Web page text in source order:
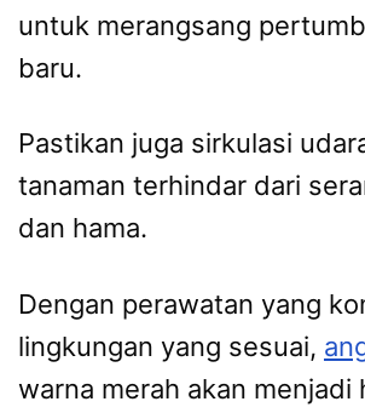
untuk merangsang
baru.
Pastikan juga sirkulasi
tanaman terhindar dari
dan hama.
Dengan perawatan yang
lingkungan yang sesuai,
warna merah akan menjadi